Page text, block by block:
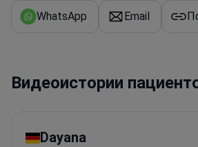
WhatsApp Email
Видеоистории
Dayana